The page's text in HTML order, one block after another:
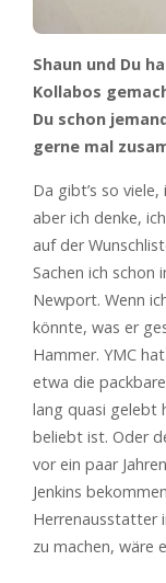
Shaun und Du
Kollabos
Du schon
gerne mal
Da gibt’s so
aber ich denke,
auf der
Sachen ich
Newport. Wenn
könnte, was er
Hammer. YMC
etwa die
lang quasi gelebt
beliebt ist. Oder
vor ein paar
Jenkins
Herrenausstatter
zu machen, wäre